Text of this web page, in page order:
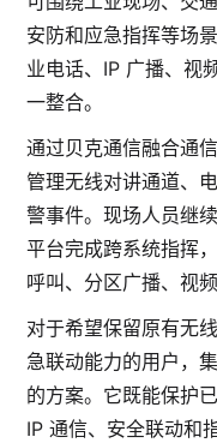
安防和应急指挥等场
业电话、IP 广播、视
一整合。
通过贝克通信融合通
管理无线对讲通道、
警事件。现场人员继
平台完成跨系统指挥
呼叫、分区广播、视
对于希望保留原有无
急联动能力的用户，
的方案。它既能保护
IP 通信、安全联动和